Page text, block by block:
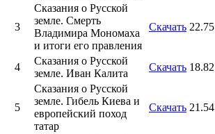
3
Сказания о Русской
земле. Смерть
Владимира Мономаха
и итоги его правления
Скачать 22.75
4
Сказания о Русской
земле. Иван Калита
Скачать 18.82
5
Сказания о Русской
земле. Гибель Киева и
европейский поход
татар
Скачать 21.54